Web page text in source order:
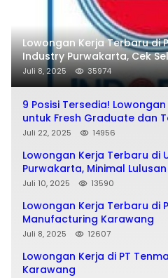
Lowongan Kerja Terbaru di
Industry Purwakarta, Cek
Juli 8, 2025 35974
9 Posisi Tersedia!
untuk Fresh Graduate dan
Juli 22, 2025 14956
Lowongan Kerja Terbaru di
Purwakarta, Minimal Lulusan
Juli 10, 2025 13590
Lowongan Kerja Terbaru di
Manufacturing Karawang
Juli 8, 2025 12607
Lowongan Kerja di PT
Karawang